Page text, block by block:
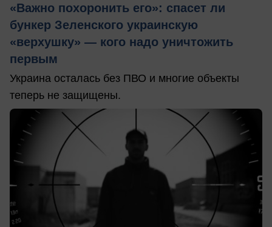
«Важно похоронить его»: спасет ли
бункер Зеленского украинскую
«верхушку» — кого надо уничтожить
первым
Украина осталась без ПВО и многие объекты
теперь не защищены.